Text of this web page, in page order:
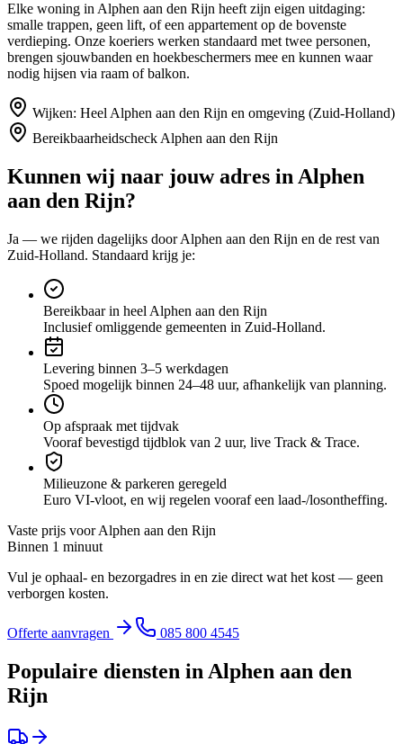
Elke woning in Alphen aan den Rijn heeft zijn eigen uitdaging:
smalle trappen, geen lift, of een appartement op de bovenste
verdieping. Onze koeriers werken standaard met twee personen,
brengen sjouwbanden en hoekbeschermers mee en kunnen waar
nodig hijsen via raam of balkon.
Wijken: Heel Alphen aan den Rijn en omgeving (Zuid-Holland)
Bereikbaarheidscheck Alphen aan den Rijn
Kunnen wij naar jouw adres in Alphen
aan den Rijn?
Ja — we rijden dagelijks doorAlphen aan den Rijn en de rest van
Zuid-Holland. Standaard krijg je:
Bereikbaar in heel Alphen aan den Rijn
Inclusief omliggende gemeenten in Zuid-Holland.
Levering binnen 3–5 werkdagen
Spoed mogelijk binnen 24–48 uur, afhankelijk van planning.
Op afspraak met tijdvak
Vooraf bevestigd tijdblok van 2 uur, live Track & Trace.
Milieuzone & parkeren geregeld
Euro VI-vloot, en wij regelen vooraf een laad-/losontheffing.
Vaste prijs voorAlphen aan den Rijn
Binnen 1 minuut
Vul je ophaal- en bezorgadres in en zie direct wat het kost — geen
verborgen kosten.
Offerte aanvragen 085 800 4545
Populaire diensten in Alphen aan den
Rijn